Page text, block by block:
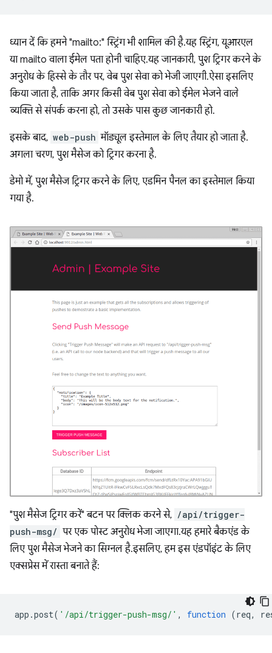
ध्यान दें कि हमने "mailto:" स्ट्रिंग भी शामिल की है. यह स्ट्रिंग, यूआरएल
या mailto वाला ईमेल पता होनी चाहिए. यह जानकारी, पुश ट्रिगर करने के
अनुरोध के हिस्से के तौर पर, वेब पुश सेवा को भेजी जाएगी. ऐसा इसलिए
किया जाता है, ताकि अगर किसी वेब पुश सेवा को ईमेल भेजने वाले
व्यक्ति से संपर्क करना हो, तो उसके पास कुछ जानकारी हो.
इसके बाद, web-push मॉड्यूल इस्तेमाल के लिए तैयार हो जाता है.
अगला चरण, पुश मैसेज को ट्रिगर करना है.
डेमो में, पुश मैसेज ट्रिगर करने के लिए, एडमिन पैनल का इस्तेमाल किया
गया है.
"पुश मैसेज ट्रिगर करें" बटन पर क्लिक करने से, /api/trigger-
push-msg/ पर एक पोस्ट अनुरोध भेजा जाएगा. यह हमारे बैकएंड के
लिए पुश मैसेज भेजने का सिग्नल है. इसलिए, हम इस एंडपॉइंट के लिए
एक्सप्रेस में रास्ता बनाते हैं:
app .post( '/api/trigger-push-msg/' , function (req,